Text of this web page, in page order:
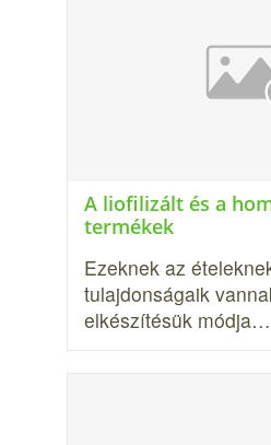
A liofilizált és a
termékek
Ezeknek az
tulajdonságaik
elkészítésük módja…